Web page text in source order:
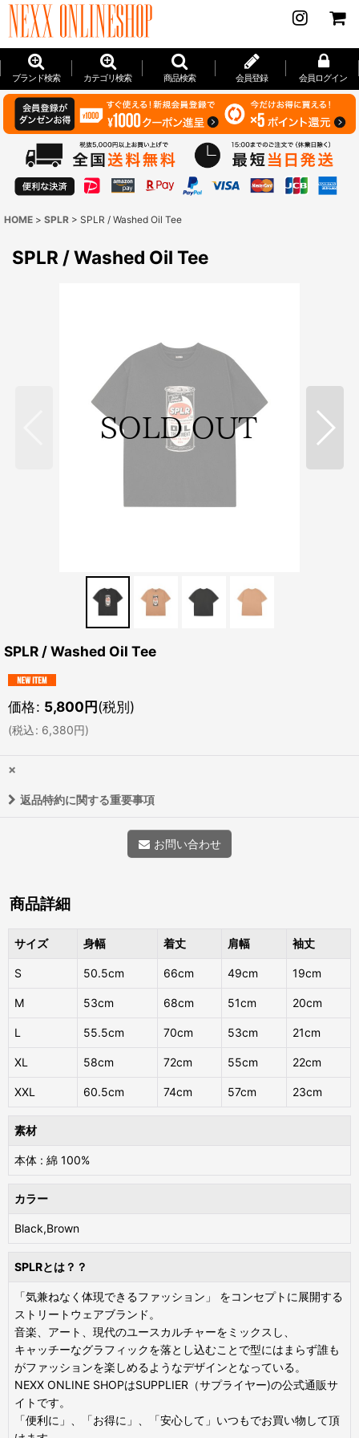
ブランド検索 カテゴリ検索 商品検索 会員登録 会員ログイン
HOME > SPLR > SPLR / Washed Oil Tee
SPLR / Washed Oil Tee
SPLR / Washed Oil Tee
価格: 5,800円(税別)
(税込: 6,380円)
×
返品特約に関する重要事項
お問い合わせ
商品詳細
サイズ 身幅 着丈 肩幅 袖丈
S 50.5cm 66cm 49cm 19cm
M 53cm 68cm 51cm 20cm
L 55.5cm 70cm 53cm 21cm
XL 58cm 72cm 55cm 22cm
XXL 60.5cm 74cm 57cm 23cm
素材
本体 : 綿 100%
カラー
Black,Brown
SPLRとは？？
「気兼ねなく体現できるファッション」 をコンセプトに展開する
ストリートウェアブランド。
音楽、アート、現代のユースカルチャーをミックスし、
キャッチーなグラフィックを落とし込むことで型にはまらず誰も
がファッションを楽しめるようなデザインとなっている。
NEXX ONLINE SHOPはSUPPLIER（サプライヤー)の公式通販サ
イトです。
「便利に」、「お得に」、「安心して」いつもでお買い物して頂